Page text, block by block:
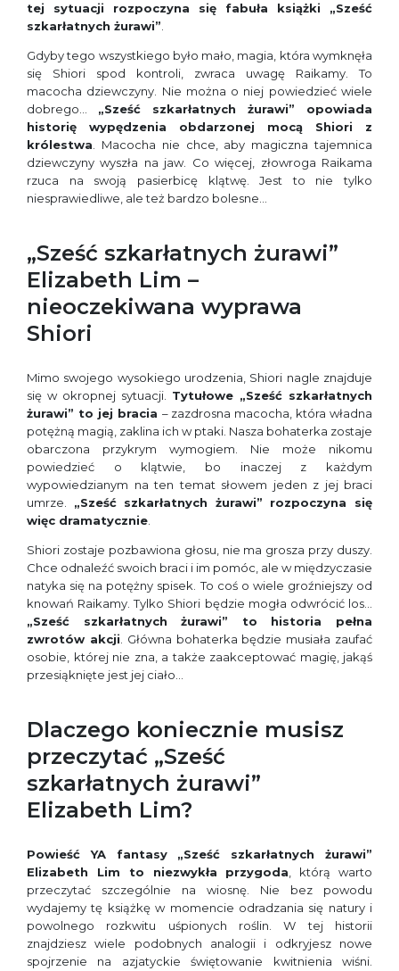
tej sytuacji rozpoczyna się fabuła książki „Sześć
szkarłatnych żurawi”
Gdyby tego wszystkiego było mało, magia, która wymknęła
się Shiori spod kontroli, zwraca uwagę Raikamy. To
macocha dziewczyny. Nie można o niej powiedzieć wiele
dobrego… „Sześć szkarłatnych żurawi” opowiada
historię wypędzenia obdarzonej mocą Shiori z
królestwa . Macocha nie chce, aby magiczna tajemnica
dziewczyny wyszła na jaw. Co więcej, złowroga Raikama
rzuca na swoją pasierbicę klątwę. Jest to nie tylko
niesprawiedliwe, ale też bardzo bolesne…
„Sześć szkarłatnych żurawi”
Elizabeth Lim –
nieoczekiwana wyprawa
Shiori
Mimo swojego wysokiego urodzenia, Shiori nagle znajduje
się w okropnej sytuacji. Tytułowe „Sześć szkarłatnych
żurawi” to jej bracia – zazdrosna macocha, która władna
potężną magią, zaklina ich w ptaki. Nasza bohaterka zostaje
obarczona przykrym wymogiem. Nie może nikomu
powiedzieć o klątwie, bo inaczej z każdym
wypowiedzianym na ten temat słowem jeden z jej braci
umrze. „Sześć szkarłatnych żurawi” rozpoczyna się
więc dramatycznie
Shiori zostaje pozbawiona głosu, nie ma grosza przy duszy.
Chce odnaleźć swoich braci i im pomóc, ale w międzyczasie
natyka się na potężny spisek. To coś o wiele groźniejszy od
knowań Raikamy. Tylko Shiori będzie mogła odwrócić los…
„Sześć szkarłatnych żurawi” to historia pełna
zwrotów akcji . Główna bohaterka będzie musiała zaufać
osobie, której nie zna, a także zaakceptować magię, jakąś
przesiąknięte jest jej ciało…
Dlaczego koniecznie musisz
przeczytać „Sześć
szkarłatnych żurawi”
Elizabeth Lim?
Powieść YA fantasy „Sześć szkarłatnych żurawi”
Elizabeth Lim to niezwykła przygoda , którą warto
przeczytać szczególnie na wiosnę. Nie bez powodu
wydajemy tę książkę w momencie odradzania się natury i
powolnego rozkwitu uśpionych roślin. W tej historii
znajdziesz wiele podobnych analogii i odkryjesz nowe
spojrzenie na azjatyckie świętowanie kwitnienia wiśni.